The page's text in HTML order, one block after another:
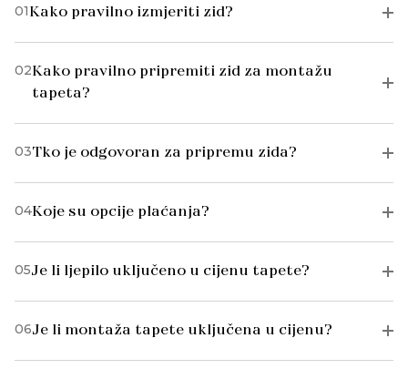
01Kako pravilno izmjeriti zid?
02Kako pravilno pripremiti zid za montažu
tapeta?
03Tko je odgovoran za pripremu zida?
04Koje su opcije plaćanja?
05Je li ljepilo uključeno u cijenu tapete?
06Je li montaža tapete uključena u cijenu?